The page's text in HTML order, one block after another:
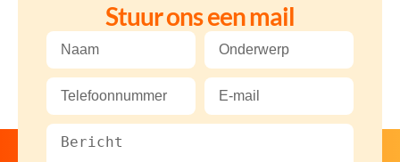
Stuur ons een mail